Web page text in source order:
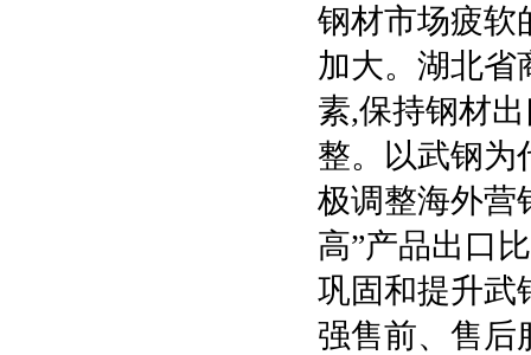
钢材市场疲软
加大。湖北省
素,保持钢材
整。以武钢为
极调整海外营
高”产品出口
巩固和提升武
强售前、售后